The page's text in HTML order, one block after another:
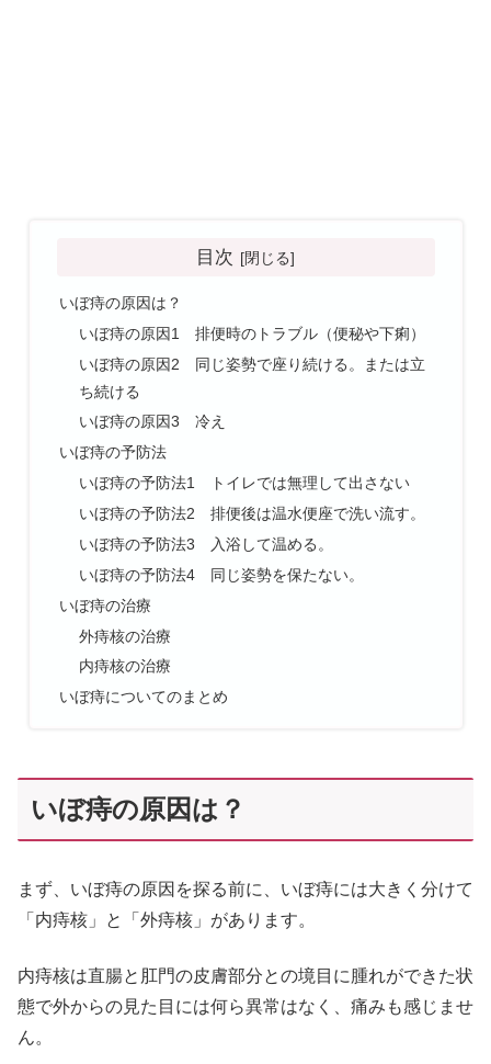
目次
いぼ痔の原因は？
いぼ痔の原因1 排便時のトラブル（便秘や下痢）
いぼ痔の原因2 同じ姿勢で座り続ける。または立
ち続ける
いぼ痔の原因3 冷え
いぼ痔の予防法
いぼ痔の予防法1 トイレでは無理して出さない
いぼ痔の予防法2 排便後は温水便座で洗い流す。
いぼ痔の予防法3 入浴して温める。
いぼ痔の予防法4 同じ姿勢を保たない。
いぼ痔の治療
外痔核の治療
内痔核の治療
いぼ痔についてのまとめ
いぼ痔の原因は？
まず、いぼ痔の原因を探る前に、いぼ痔には大きく分けて
「内痔核」と「外痔核」があります。
内痔核は直腸と肛門の皮膚部分との境目に腫れができた状
態で外からの見た目には何ら異常はなく、痛みも感じませ
ん。